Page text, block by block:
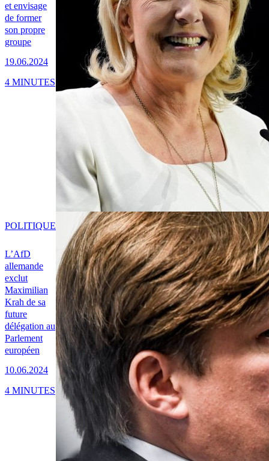
et envisage
de former
son propre
groupe
19.06.2024
4 MINUTES
L’AfD
allemande
exclut
Maximilian
Krah de sa
future
délégation au
Parlement
européen
10.06.2024
POLITIQUE
4 MINUTES